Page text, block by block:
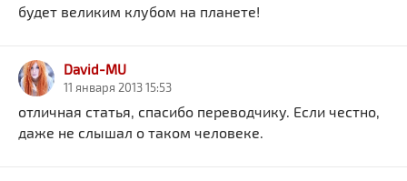
будет великим клубом на планете!
David-MU
11 января 2013 15:53
отличная статья, спасибо переводчику. Если честно,
даже не слышал о таком человеке.